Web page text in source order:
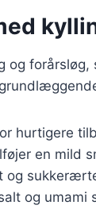
og
hurtigere
en mild
og
og umami